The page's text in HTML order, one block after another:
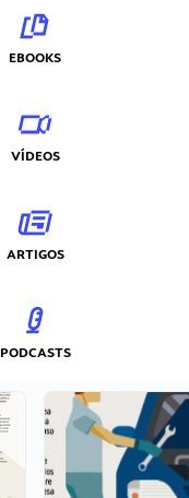
EBOOKS
VÍDEOS
ARTIGOS
PODCASTS